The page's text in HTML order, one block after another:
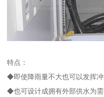
特点：
◆即使降雨量不大也可以发挥冲
◆也可设计成拥有外部供水为需